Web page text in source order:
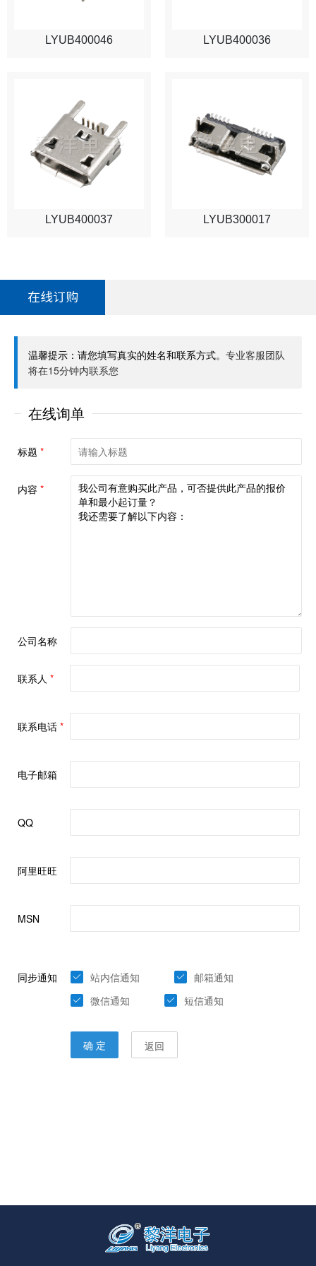
LYUB400046 LYUB400036
LYUB400037 LYUB300017
在线订购